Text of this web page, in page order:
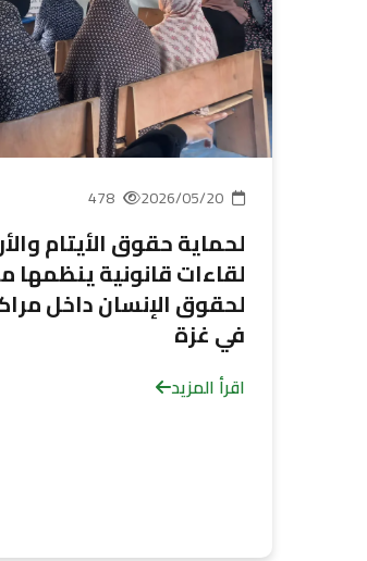
لحماية حقوق الأيتام
لقاءات قانونية ينظمها
لحقوق الإنسان داخل
في غزة
اقرأ المزيد